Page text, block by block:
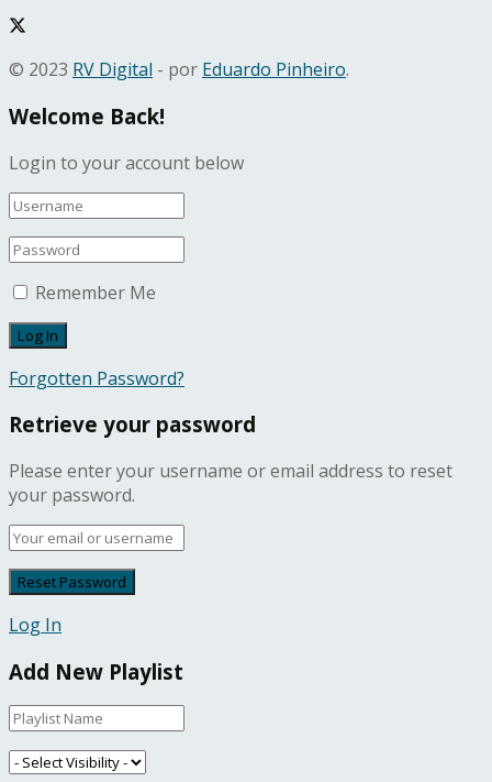
© 2023 RV Digital - por Eduardo Pinheiro.
Welcome Back!
Login to your account below
Remember Me
Forgotten Password?
Retrieve your password
Please enter your username or email address to reset
your password.
Log In
Add New Playlist